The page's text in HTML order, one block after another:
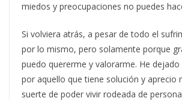
miedos y preocupaciones no puedes
Si volviera atrás, a pesar de todo el
por lo mismo, pero solamente porque
puedo quererme y valorarme. He
por aquello que tiene solución y aprecio
suerte de poder vivir rodeada de